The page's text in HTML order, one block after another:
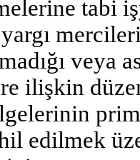
tabi
veya
ilişkin
edilmek